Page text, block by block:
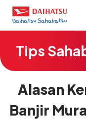
Tips
Alasan
Banjir